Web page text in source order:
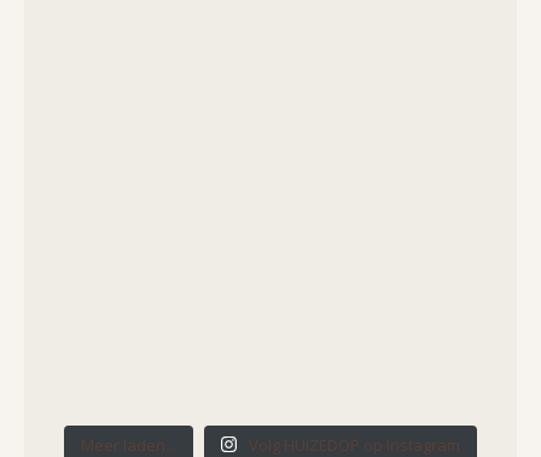
Meer laden... Volg HUIZEDOP op Instagram